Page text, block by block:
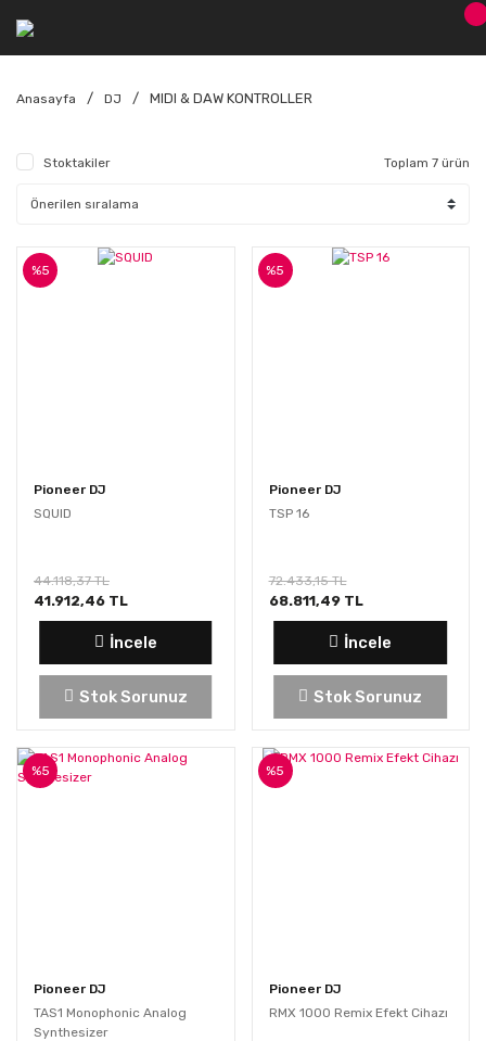
Anasayfa DJ MIDI & DAW KONTROLLER
Stoktakiler Toplam 7 ürün
Pioneer DJ
SQUID
%5
44.118,37 TL
41.912,46 TL
İncele
Stok Sorunuz
Pioneer DJ
TSP 16
%5
72.433,15 TL
68.811,49 TL
İncele
Stok Sorunuz
Pioneer DJ
TAS1 Monophonic Analog
Synthesizer
%5
Pioneer DJ
RMX 1000 Remix Efekt Cihazı
%5